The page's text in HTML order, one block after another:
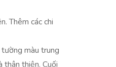
Thêm các chi
màu trung
thân thiện. Cuối